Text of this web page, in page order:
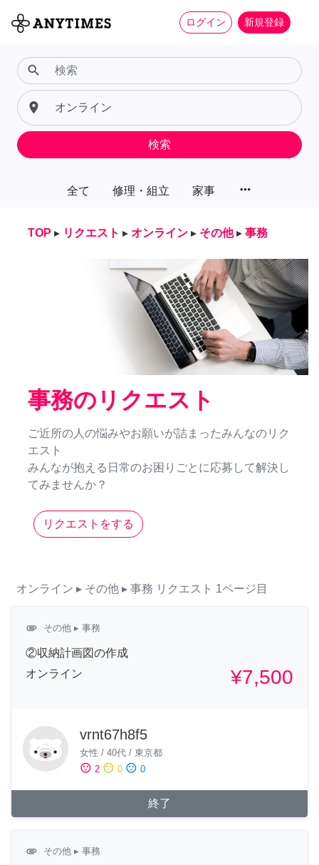
ログイン 新規登録
全て 修理・組立 家事 more_horiz
search
place
検索
TOP ▸ リクエスト ▸ オンライン ▸ その他 ▸ 事務
事務のリクエスト
ご近所の人の悩みやお願いが詰まったみんなのリク
エスト
みんなが抱える日常のお困りごとに応募して解決し
てみませんか？
リクエストをする
オンライン ▸ その他 ▸ 事務 リクエスト 1ページ目
attachment その他 ▸ 事務
②収納計画図の作成
オンライン
¥7,500
vrnt67h8f5
女性 / 40代 / 東京都
sentiment_satisfied 2 sentiment_neutral 0 sentiment_dissatisfied 0
終了
attachment その他 ▸ 事務